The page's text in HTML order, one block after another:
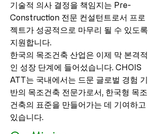
기술적 의사 결정을 책임지는 Pre-
Construction 전문 컨설턴트로서 프로
젝트가 성공적으로 마무리 될 수 있도록
지원합니다.
한국의 목조건축 산업은 이제 막 본격적
인 성장 단계에 들어섰습니다. CHOIS
ATT는 국내에서는 드문 글로벌 경험 기
반의 목조건축 전문가로서, 한국형 목조
건축의 표준을 만들어가는 데 기여하고
있습니다.